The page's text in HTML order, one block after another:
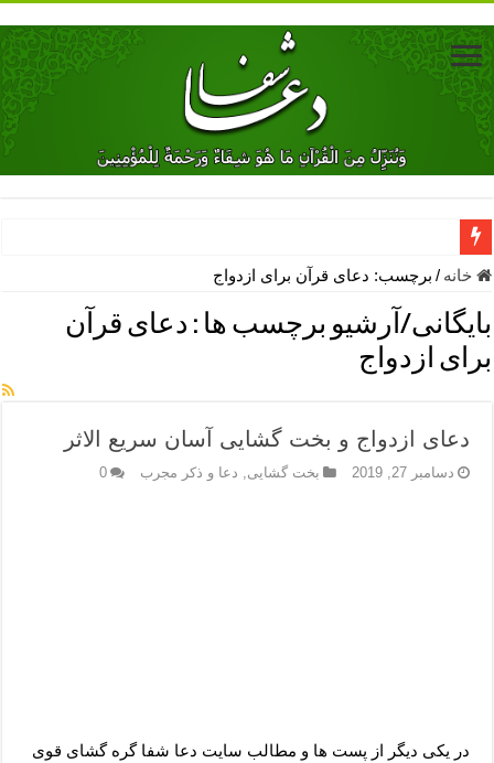
دعای جلب محبت فوری معشوق – دعای جلب محبت شوهر
دعای مشکل گشا برای رفع فقر – ذکرهای روزی‌ بخش
معجزات دعای یا من اظهر الجمیل – دعای یا من اظهر الجمیل برای
مهم ترین اذکار الهی و فضیلت آن ها – ذکر مخصوص مستجاب الدعوه
دعا برای ترس بچه ها در خواب – دعای ترس و بی خوابی کودکان
نماز حاجت برای کار گشایی- دعای رفع مشکلات و طلب حاجت
خانه / برچسب: دعای قرآن برای ازدواج
بایگانی/آرشیو برچسب ها : دعای قرآن
برای ازدواج
دعای ازدواج و بخت گشایی آسان سریع الاثر
دسامبر 27, 2019 بخت گشایی دعا و ذکر مجرب 0
در یکی دیگر از پست ها و مطالب سایت دعا شفا گره گشای قوی